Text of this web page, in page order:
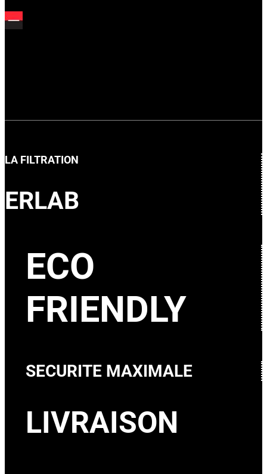
LA FILTRATION
ERLAB
ECO
FRIENDLY
SECURITE MAXIMALE
LIVRAISON